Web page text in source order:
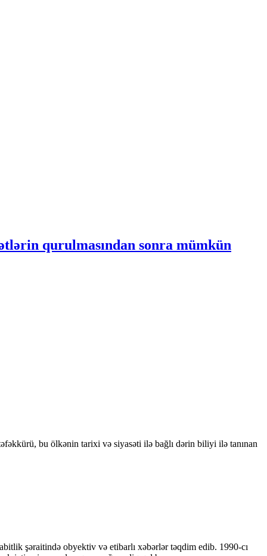
qurulmasından sonra mümkün
bu ölkənin tarixi və siyasəti ilə bağlı dərin biliyi ilə tanınan
şəraitində obyektiv və etibarlı xəbərlər təqdim edib. 1990-cı